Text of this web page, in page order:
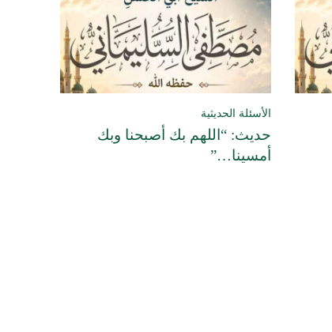
الأسئلة الحديثية
حديث: “اللهم بك أصبحنا وبك
أمسينا…”